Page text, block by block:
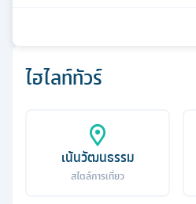
ไฮไลท์ทัวร์
เน้นวัฒนธรรม
สไตล์การเที่ยว